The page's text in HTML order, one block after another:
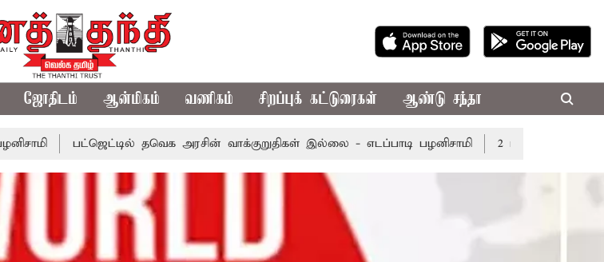
ஜோதிடம் ஆன்மிகம் வணிகம் சிறப்புக் கட்டுரைகள் ஆண்டு சந்தா
பட்ஜெட்டில் தவெக அரசின் வாக்குறுதிகள் இல்லை - எடப்பாடி பழனிசாமி 2 மணிநேரம் 31 நிமிடங்கள்